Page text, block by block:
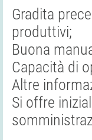
Gradita
produttivi;
Buona
Capacità di
Altre
Si offre